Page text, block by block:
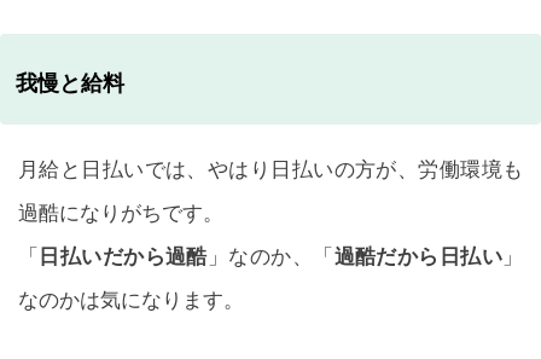
我慢と給料
月給と日払いでは、やはり日払いの方が、労働環境も
過酷になりがちです。
「 日払いだから過酷」なのか、「 過酷だから日払い 」
なのかは気になります。